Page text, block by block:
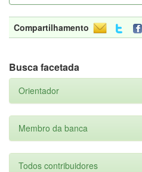
Compartilhamento
Busca facetada
Orientador
Membro da banca
Todos contribuidores